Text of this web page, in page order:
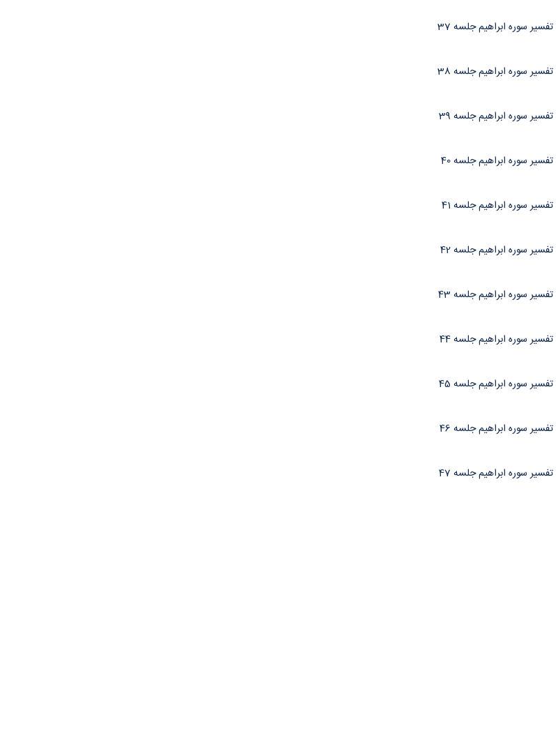
تفسیر سوره ابراهیم جلسه 37
تفسیر سوره ابراهیم جلسه 38
تفسیر سوره ابراهیم جلسه 39
تفسیر سوره ابراهیم جلسه 40
تفسیر سوره ابراهیم جلسه 41
تفسیر سوره ابراهیم جلسه 42
تفسیر سوره ابراهیم جلسه 43
تفسیر سوره ابراهیم جلسه 44
تفسیر سوره ابراهیم جلسه 45
تفسیر سوره ابراهیم جلسه 46
تفسیر سوره ابراهیم جلسه 47